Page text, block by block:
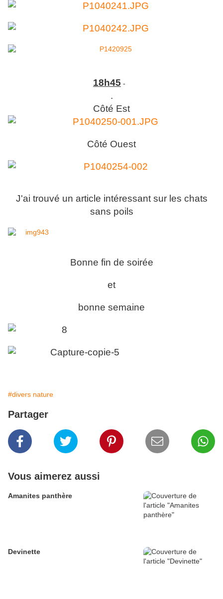
18h45 -
.
Côté Est
Côté Ouest
J'ai trouvé un article intéressant sur les chats
sans poils
Bonne fin de soirée
et
bonne semaine
#divers nature
Partager
Vous aimerez aussi
Amanites panthère
Devinette